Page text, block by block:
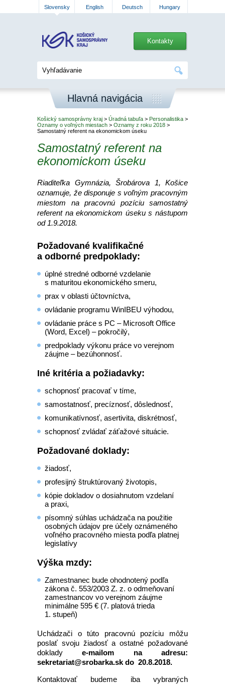
Slovensky English Deutsch Hungary
Kontakty
Hlavná navigácia
Košický samosprávny kraj > Úradná tabuľa > Personalistika >
Oznamy o voľných miestach > Oznamy z roku 2018 >
Samostatný referent na ekonomickom úseku
Samostatný referent na
ekonomickom úseku
Riaditeľka Gymnázia, Šrobárova 1, Košice
oznamuje, že disponuje s voľným pracovným
miestom na pracovnú pozíciu samostatný
referent na ekonomickom úseku s nástupom
od 1.9.2018.
Požadované kvalifikačné
a odborné predpoklady:
úplné stredné odborné vzdelanie
s maturitou ekonomického smeru,
prax v oblasti účtovníctva,
ovládanie programu WinIBEU výhodou,
ovládanie práce s PC – Microsoft Office
(Word, Excel) – pokročilý,
predpoklady výkonu práce vo verejnom
záujme – bezúhonnosť.
Iné kritéria a požiadavky:
schopnosť pracovať v tíme,
samostatnosť, precíznosť, dôslednosť,
komunikatívnosť, asertivita, diskrétnosť,
schopnosť zvládať záťažové situácie.
Požadované doklady:
žiadosť,
profesijný štruktúrovaný životopis,
kópie dokladov o dosiahnutom vzdelaní
a praxi,
písomný súhlas uchádzača na použitie
osobných údajov pre účely oznámeného
voľného pracovného miesta podľa platnej
legislatívy
Výška mzdy:
Zamestnanec bude ohodnotený podľa
zákona č. 553/2003 Z. z. o odmeňovaní
zamestnancov vo verejnom záujme
minimálne 595 € (7. platová trieda
1. stupeň)
Uchádzači o túto pracovnú pozíciu môžu
poslať svoju žiadosť a ostatné požadované
dokladye-mailom na adresu:
sekretariat@srobarka.sk do 20.8.2018.
Kontaktovať budeme iba vybraných